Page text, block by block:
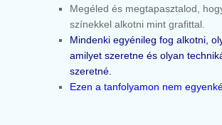
Megéled és megtapasztalod,
színekkel alkotni mint grafittal.
Mindenki egyénileg fog alkotni,
amilyet szeretne és olyan
szeretné.
Ezen a tanfolyamon nem